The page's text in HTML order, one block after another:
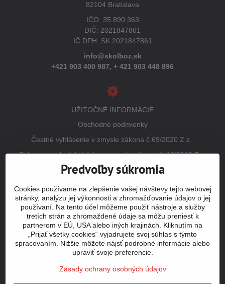
82104 Bratislava
IČO: 35 890 363
DIČ: 2021847861
IČ DPH: SK 2021847861
info@skolboz.sk
+421 903 400 987, + 421 903 448 896
UŽITOČNÉ INFORMÁCIE
Obchodné podmienky
Čestné vyhlásenie v zmysle zákona č.69/2020 Z.z.
Ochrana osobných údajov v zmysle zákona č. 18/2018 Z.z.
(GDPR)
Vrátenie tovaru
Tabuľky veľkostí
Šitie a potlač odevov
Mapa stránky
Predvoľby súkromia
Cookies používame na zlepšenie vašej návštevy tejto webovej
stránky, analýzu jej výkonnosti a zhromažďovanie údajov o jej
používaní. Na tento účel môžeme použiť nástroje a služby
tretích strán a zhromaždené údaje sa môžu preniesť k
partnerom v EÚ, USA alebo iných krajinách. Kliknutím na
„Prijať všetky cookies“ vyjadrujete svoj súhlas s týmto
spracovaním. Nižšie môžete nájsť podrobné informácie alebo
upraviť svoje preferencie.
Zásady ochrany osobných údajov